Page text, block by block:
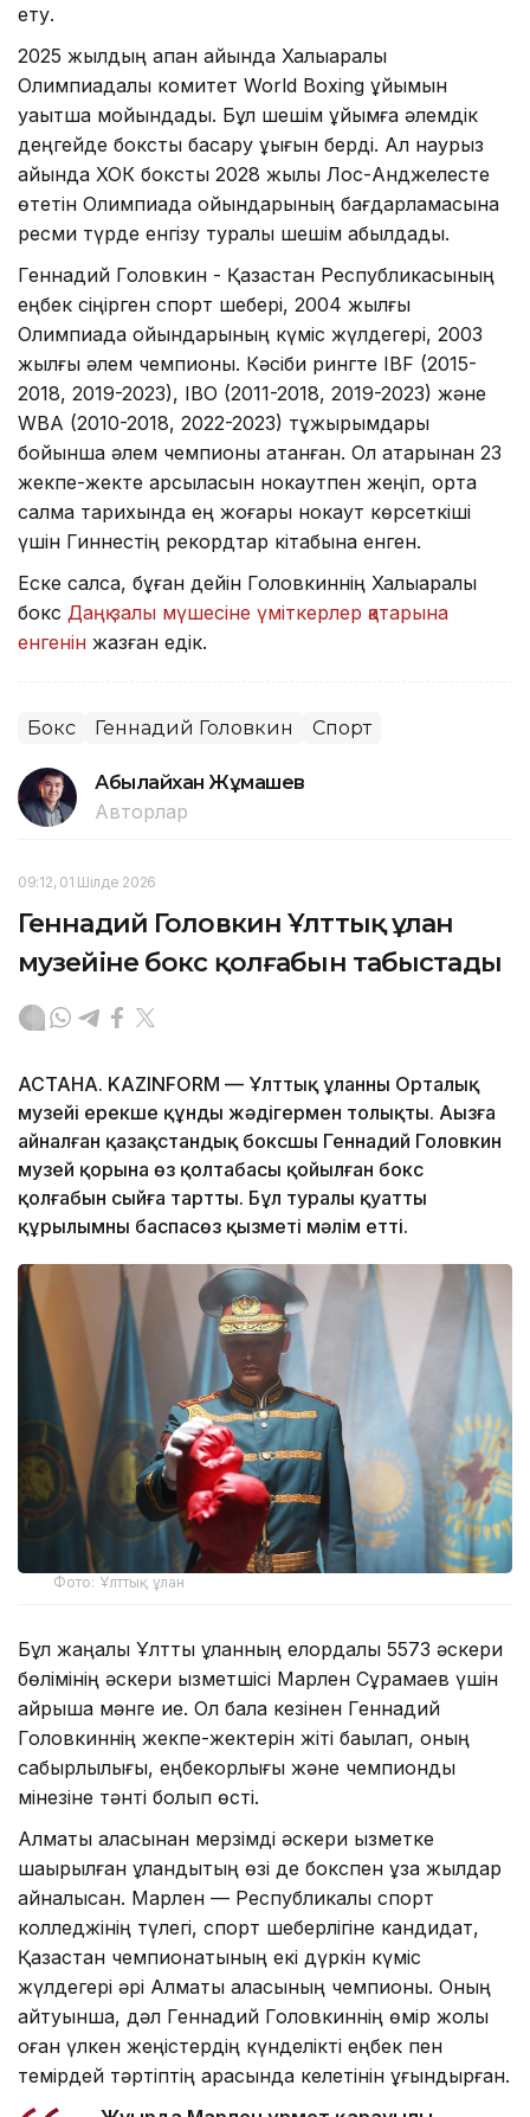
ету.
2025 жылдың ақпан айында Халықаралық
Олимпиадалық комитет World Boxing ұйымын
уақытша мойындады. Бұл шешім ұйымға әлемдік
деңгейде боксты басқару құқығын берді. Ал наурыз
айында ХОК боксты 2028 жылы Лос-Анджелесте
өтетін Олимпиада ойындарының бағдарламасына
ресми түрде енгізу туралы шешім қабылдады.
Геннадий Головкин - Қазақстан Республикасының
еңбек сіңірген спорт шебері, 2004 жылғы
Олимпиада ойындарының күміс жүлдегері, 2003
жылғы әлем чемпионы. Кәсіби рингте IBF (2015-
2018, 2019-2023), IBO (2011-2018, 2019-2023) және
WBA (2010-2018, 2022-2023) тұжырымдары
бойынша әлем чемпионы атанған. Ол қатарынан 23
жекпе-жекте қарсыласын нокаутпен жеңіп, орта
салмақ тарихында ең жоғары нокаут көрсеткіші
үшін Гиннестің рекордтар кітабына енген.
Еске салсақ, бұған дейін Головкиннің Халықаралық
бокс Даңқ залы мүшесіне үміткерлер қатарына
енгенін жазған едік.
Бокс Геннадий Головкин Спорт
Абылайхан Жұмашев
Авторлар
09:12, 01 Шілде 2026
Геннадий Головкин Ұлттық ұлан
музейіне бокс қолғабын табыстады
АСТАНА. KAZINFORM — Ұлттық ұланның Орталық
музейі ерекше құнды жәдігермен толықты. Аңызға
айналған қазақстандық боксшы Геннадий Головкин
музей қорына өз қолтаңбасы қойылған бокс
қолғабын сыйға тартты. Бұл туралы қуатты
құрылымның баспасөз қызметі мәлім етті.
Фото: Ұлттық ұлан
Бұл жаңалық Ұлттық ұланның елордалық 5573 әскери
бөлімінің әскери қызметшісі Марлен Сұрамаев үшін
айрықша мәнге ие. Ол бала кезінен Геннадий
Головкиннің жекпе-жектерін жіті бақылап, оның
сабырлылығы, еңбекқорлығы және чемпиондық
мінезіне тәнті болып өсті.
Алматы қаласынан мерзімді әскери қызметке
шақырылған ұландықтың өзі де бокспен ұзақ жылдар
айналысқан. Марлен — Республикалық спорт
колледжінің түлегі, спорт шеберлігіне кандидат,
Қазақстан чемпионатының екі дүркін күміс
жүлдегері әрі Алматы қаласының чемпионы. Оның
айтуынша, дәл Геннадий Головкиннің өмір жолы
оған үлкен жеңістердің күнделікті еңбек пен
темірдей тәртіптің арқасында келетінін ұғындырған.